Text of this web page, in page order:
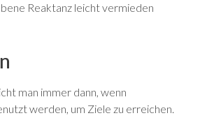
Reaktanz leicht vermieden
man immer dann, wenn
werden, um Ziele zu erreichen.